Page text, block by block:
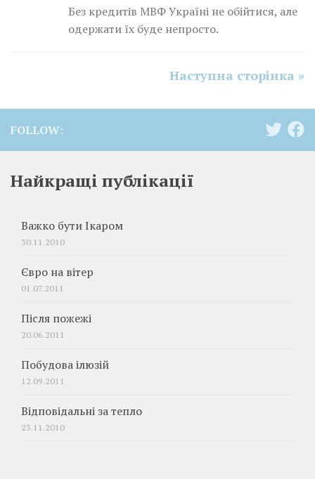
Без кредитів МВФ Україні не обійтися, але
одержати їх буде непросто.
Наступна сторінка »
FOLLOW:
Найкращі публікації
Важко бути Ікаром
30.11.2010
Євро на вітер
01.07.2011
Після пожежі
20.06.2011
Побудова ілюзій
12.09.2011
Відповідальні за тепло
23.11.2010